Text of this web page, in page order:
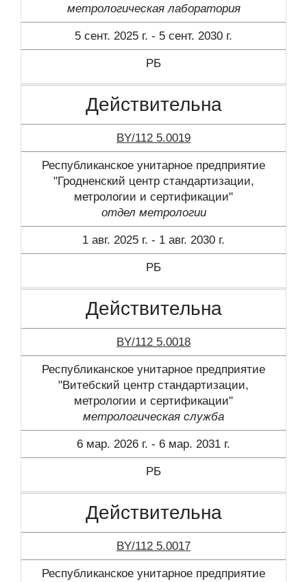
метрологическая лаборатория
5 сент. 2025 г. - 5 сент. 2030 г.
РБ
Действительна
BY/112 5.0019
Республиканское унитарное предприятие
"Гродненский центр стандартизации,
метрологии и сертификации"
отдел метрологии
1 авг. 2025 г. - 1 авг. 2030 г.
РБ
Действительна
BY/112 5.0018
Республиканское унитарное предприятие
"Витебский центр стандартизации,
метрологии и сертификации"
метрологическая служба
6 мар. 2026 г. - 6 мар. 2031 г.
РБ
Действительна
BY/112 5.0017
Республиканское унитарное предприятие